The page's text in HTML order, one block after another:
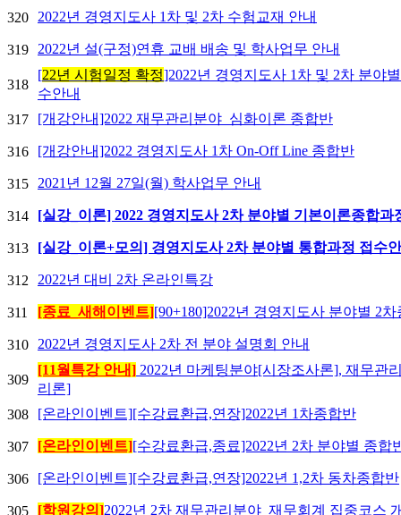
320 2022년 경영지도사 1차 및 2차 수험교재 안내
319 2022년 설(구정)연휴 교배 배송 및 학사업무 안내
318
[22년 시험일정 확정]2022년 경영지도사 1차 및 2차 분야
수안내
317
[개강안내]2022 재무관리분야_심화이론 종합반
316 [개강안내]2022 경영지도사 1차 On-Off Line 종합반
315 2021년 12월 27일(월) 학사업무 안내
314 [실강_이론] 2022 경영지도사 2차 분야별 기본이론종합과
313 [실강_이론+모의] 경영지도사 2차 분야별 통합과정 접수
312 2022년 대비 2차 온라인특강
311 [종료_새해이벤트][90+180]2022년 경영지도사 분야별 2
310 2022년 경영지도사 2차 전 분야 설명회 안내
309
[11월특강 안내] 2022년 마케팅분야[시장조사론], 재무관
리론]
308
[온라인이벤트][수강료환급,연장]2022년 1차종합반
307 [온라인이벤트][수강료환급,종료]2022년 2차 분야별 종합
306 [온라인이벤트][수강료환급,연장]2022년 1,2차 동차종합반
305 [학원강의]2022년 2차 재무관리분야_재무회계 집중코스